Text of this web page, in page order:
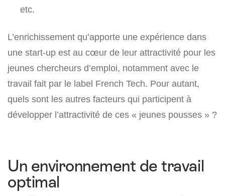
etc.
L’enrichissement qu’apporte une expérience dans
une start-up est au cœur de leur attractivité pour les
jeunes chercheurs d’emploi, notamment avec le
travail fait par le label French Tech. Pour autant,
quels sont les autres facteurs qui participent à
développer l’attractivité de ces « jeunes pousses » ?
Un environnement de travail
optimal